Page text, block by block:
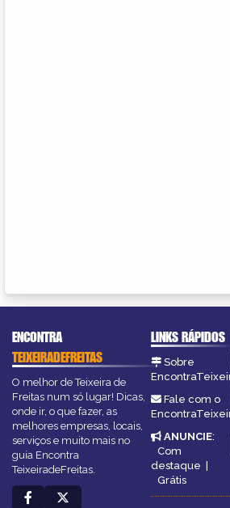
ENCONTRA
TEIXEIRADEFREITAS
O melhor de Teixeira de
Freitas num só lugar! Dicas,
onde ir, o que fazer, as
melhores empresas, locais,
serviços e muito mais no
guia Encontra
TeixeiradeFreitas.
LINKS RÁPIDOS
Sobre
Fale com o
ANUNCIE:
Com
destaque |
Grátis